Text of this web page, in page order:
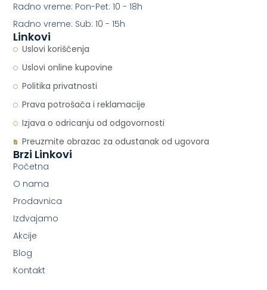
Linkovi
Uslovi korišćenja
Uslovi online kupovine
Politika privatnosti
Prava potrošača i reklamacije
Izjava o odricanju od odgovornosti
Preuzmite obrazac za odustanak od ugovora
Brzi Linkovi
Početna
O nama
Prodavnica
Izdvajamo
Akcije
Blog
Kontakt
Radno vreme: Pon-Pet: 10 - 18h
Radno vreme: Sub: 10 - 15h